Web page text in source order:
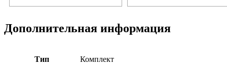
Дополнительная информация
Тип Комплект